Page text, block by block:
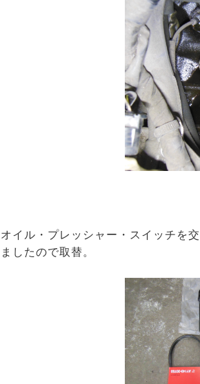
オイル・プレッシャー・スイッチを
ましたので取替。